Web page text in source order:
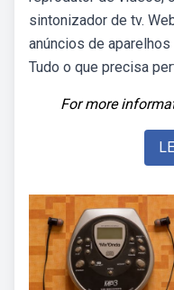
sintonizador de tv.
anúncios de
Tudo o que precisa
For more